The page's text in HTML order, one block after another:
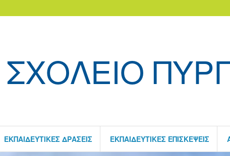
ΕΚΠΑΙΔΕΥΤΙΚΈΣ ΔΡΆΣΕΙΣ ΕΚΠΑΙΔΕΥΤΙΚΈΣ ΕΠΙΣΚΈΨΕΙΣ